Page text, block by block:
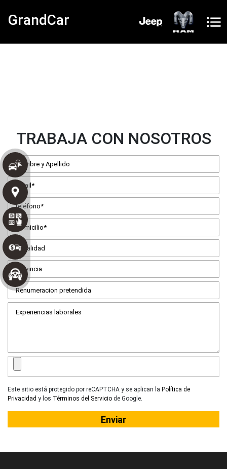
GrandCar
TRABAJA CON NOSOTROS
Este sitio está protegido por reCAPTCHA y se aplican la Política de
Privacidad y los Términos del Servicio de Google.
Enviar